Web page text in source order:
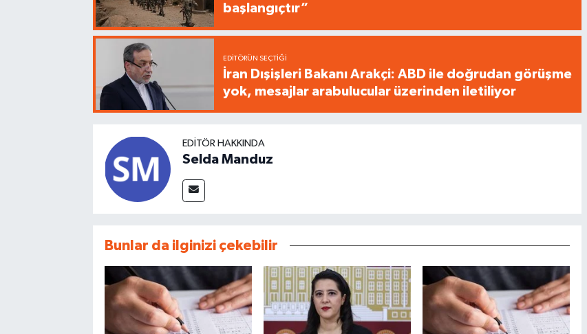
başlangıçtır”
EDITÖRÜN SEÇTIĞI
İran Dışişleri Bakanı Arakçi: ABD ile doğrudan görüşme
yok, mesajlar arabulucular üzerinden iletiliyor
EDITÖR HAKKINDA
Selda Manduz
Bunlar da ilginizi çekebilir